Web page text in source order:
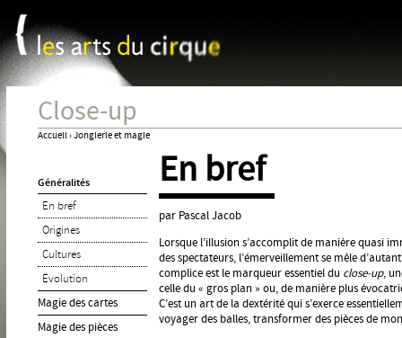
Close-up
êtes
ici
Accueil›Jonglerie et magie
Généralités
En bref
Origines
Cultures
Évolution
Magie des cartes
Magie des pièces
En bref
par Pascal Jacob
Lorsque l’illusion s’accomplit de manière quasi
des spectateurs, l’émerveillement se mêle
complice est le marqueur essentiel du close-up,
celle du « gros plan » ou, de manière plus
C’est un art de la dextérité qui s’exerce
voyager des balles, transformer des pièces de
Panneau de gestion des cookies